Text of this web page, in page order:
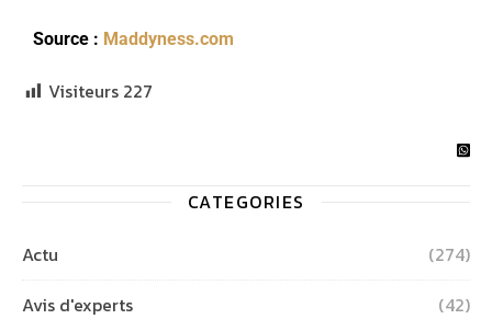
Source : Maddyness.com
Visiteurs 227
CATEGORIES
Actu
(274)
Avis d'experts
(42)